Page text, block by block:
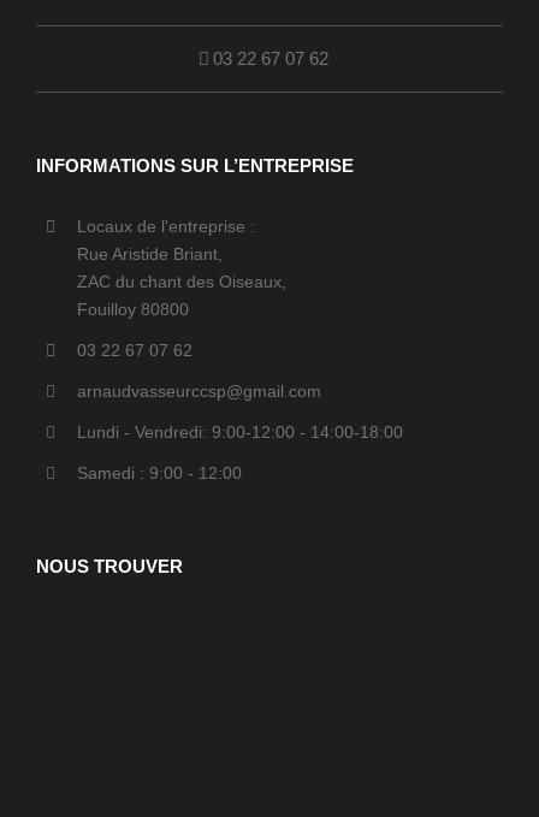
03 22 67 07 62
INFORMATIONS SUR L’ENTREPRISE
Locaux de l'entreprise :
Rue Aristide Briant,
ZAC du chant des Oiseaux,
Fouilloy 80800
03 22 67 07 62
arnaudvasseurccsp@gmail.com
Lundi - Vendredi: 9:00-12:00 - 14:00-18:00
Samedi : 9:00 - 12:00
NOUS TROUVER